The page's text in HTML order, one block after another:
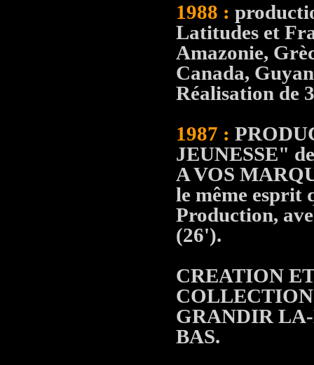
1988 :
Latitudes et
Amazonie,
Canada,
Réalisation de
1987 :
JEUNESSE"
A VOS
le même esprit
Production,
(26').
CREATION
GRANDIR
BAS.